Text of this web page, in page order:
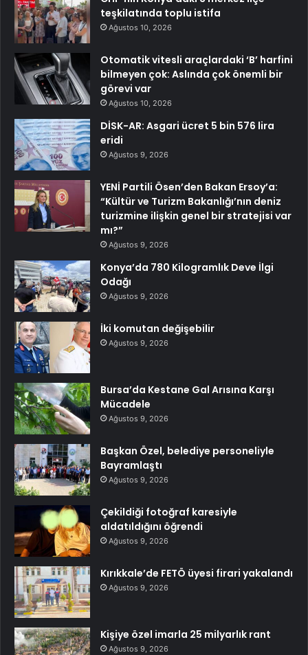
teşkilatında toplu istifa
Ağustos 10, 2026
Otomatik vitesli araçlardaki ‘B’ harfini
bilmeyen çok: Aslında çok önemli bir
görevi var
Ağustos 10, 2026
DİSK-AR: Asgari ücret 5 bin 576 lira
eridi
Ağustos 9, 2026
YENİ Partili Ösen’den Bakan Ersoy’a:
“Kültür ve Turizm Bakanlığı’nın deniz
turizmine ilişkin genel bir stratejisi var
mı?”
Ağustos 9, 2026
Konya’da 780 Kilogramlık Deve İlgi
Odağı
Ağustos 9, 2026
İki komutan değişebilir
Ağustos 9, 2026
Bursa’da Kestane Gal Arısına Karşı
Mücadele
Ağustos 9, 2026
Başkan Özel, belediye personeliyle
Bayramlaştı
Ağustos 9, 2026
Çekildiği fotoğraf karesiyle
aldatıldığını öğrendi
Ağustos 9, 2026
Kırıkkale’de FETÖ üyesi firari yakalandı
Ağustos 9, 2026
Kişiye özel imarla 25 milyarlık rant
Ağustos 9, 2026